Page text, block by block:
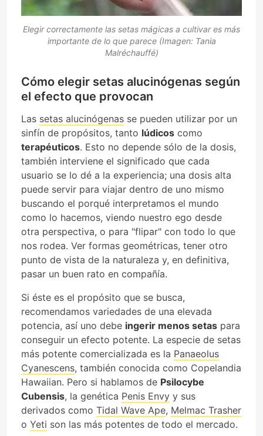
Elegir correctamente las setas mágicas a cultivar es más
importante de lo que parece (Imagen: Tania
Malréchauffé)
Cómo elegir setas alucinógenas según
el efecto que provocan
Las setas alucinógenas se pueden utilizar por un
sinfín de propósitos, tanto lúdicos como
terapéuticos. Esto no depende sólo de la dosis,
también interviene el significado que cada
usuario se lo dé a la experiencia; una dosis alta
puede servir para viajar dentro de uno mismo
buscando el porqué interpretamos el mundo
como lo hacemos, viendo nuestro ego desde
otra perspectiva, o para "flipar" con todo lo que
nos rodea. Ver formas geométricas, tener otro
punto de vista de la naturaleza y, en definitiva,
pasar un buen rato en compañía.
Si éste es el propósito que se busca,
recomendamos variedades de una elevada
potencia, así uno debe ingerir menos setas para
conseguir un efecto potente. La especie de setas
más potente comercializada es la Panaeolus
Cyanescens, también conocida como Copelandia
Hawaiian. Pero si hablamos de Psilocybe
Cubensis, la genética Penis Envy y sus
derivados como Tidal Wave Ape, Melmac Trasher
o Yeti son las más potentes de todo el mercado.